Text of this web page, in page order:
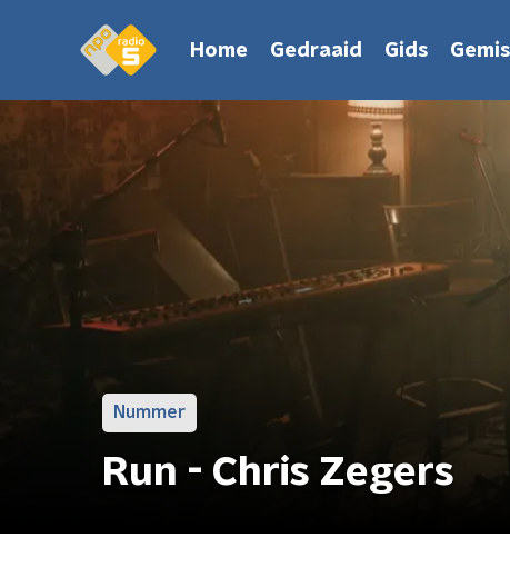
Home Gedraaid Gids
Nummer
Run - Chris Zegers